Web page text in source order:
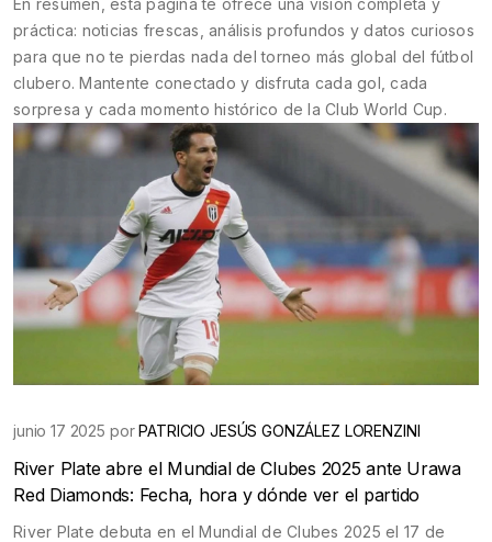
En resumen, esta página te ofrece una visión completa y
práctica: noticias frescas, análisis profundos y datos curiosos
para que no te pierdas nada del torneo más global del fútbol
clubero. Mantente conectado y disfruta cada gol, cada
sorpresa y cada momento histórico de la Club World Cup.
junio 17 2025 porPATRICIO JESÚS GONZÁLEZ LORENZINI
River Plate abre el Mundial de Clubes 2025 ante Urawa
Red Diamonds: Fecha, hora y dónde ver el partido
River Plate debuta en el Mundial de Clubes 2025 el 17 de